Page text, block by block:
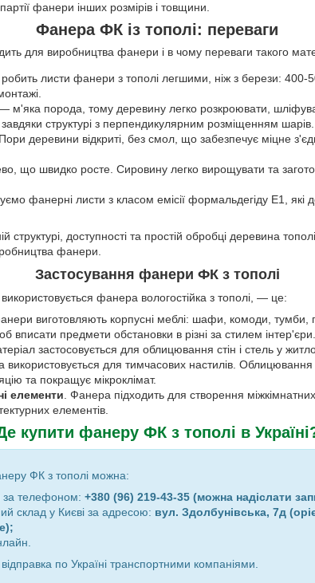
фанери інших розмірів і товщини.
Фанера ФК із тополі: переваги
для виробництва фанери і в чому переваги такого
робить листи фанери з тополі легшими, ніж з берези: 400-
м'яка порода, тому деревину легко розкроювати,
завдяки структурі з перпендикулярним розміщенням шарів.
Пори деревини відкриті, без смол, що забезпечує міцне
що швидко росте. Сировину легко вирощувати та
фанерні листи з класом емісії формальдегіду Е1, які
структурі, доступності та простій обробці деревина
фанери.
Застосування фанери ФК з тополі
фанера вологостійка з тополі, — це:
виготовляють корпусні меблі: шафи, комоди,
предмети обстановки в різні за стилем інтер'єри.
застосовується для облицювання стін і стель у
використовується для тимчасових настилів.
та покращує мікроклімат.
елементи . Фанера підходить для створення
елементів.
купити фанеру ФК з тополі в
ФК з тополі можна:
за телефоном: +380 (96) 219-43-35 (можна надіслати
склад у Києві за адресою: вул. Здолбунівська, 7д
по Україні транспортними компаніями.